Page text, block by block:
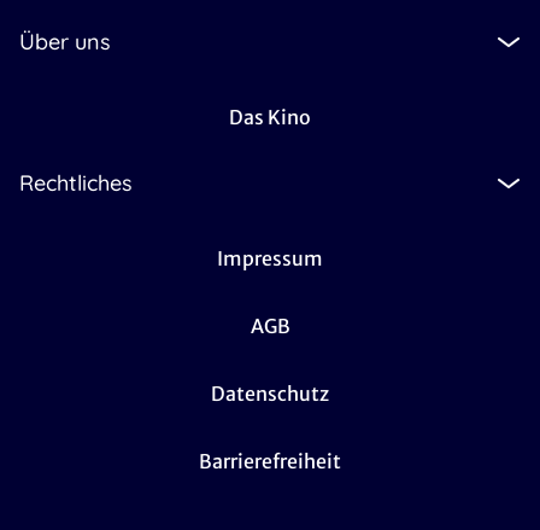
Über uns
Das Kino
Rechtliches
Impressum
AGB
Datenschutz
Barrierefreiheit